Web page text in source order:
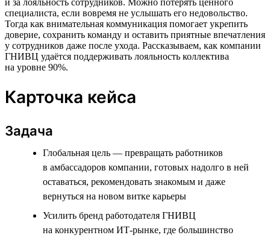
специалиста, если вовремя не услышать его недовольство.
Тогда как внимательная коммуникация помогает укрепить
доверие, сохранить команду и оставить приятные впечатления
у сотрудников даже после ухода. Рассказываем, как компании
ГНИВЦ удаётся поддерживать лояльность коллектива
на уровне 90%.
Карточка кейса
Задача
Глобальная цель — превращать работников
в амбассадоров компании, готовых надолго в ней
оставаться, рекомендовать знакомым и даже
вернуться на новом витке карьеры
Усилить бренд работодателя ГНИВЦ
на конкурентном ИТ-рынке, где большинство